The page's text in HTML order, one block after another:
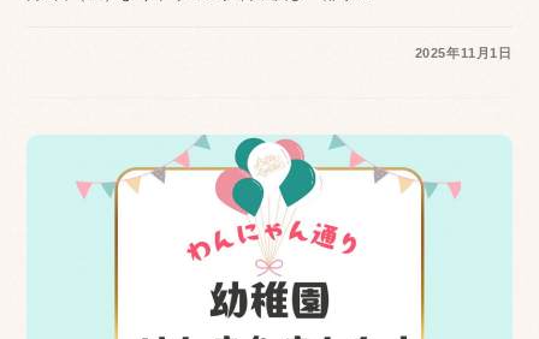
2025年11月1日